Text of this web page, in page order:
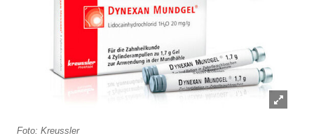
Foto: Kreussler